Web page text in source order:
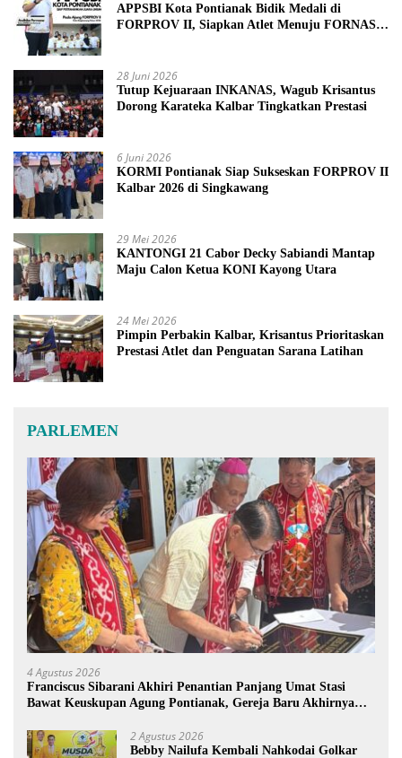
APPSBI Kota Pontianak Bidik Medali di
FORPROV II, Siapkan Atlet Menuju FORNAS
28 Juni 2026
Tutup Kejuaraan INKANAS, Wagub Krisantus
Dorong Karateka Kalbar Tingkatkan Prestasi
6 Juni 2026
KORMI Pontianak Siap Sukseskan FORPROV II
Kalbar 2026 di Singkawang
29 Mei 2026
KANTONGI 21 Cabor Decky Sabiandi Mantap
Maju Calon Ketua KONI Kayong Utara
24 Mei 2026
Pimpin Perbakin Kalbar, Krisantus Prioritaskan
Prestasi Atlet dan Penguatan Sarana Latihan
PARLEMEN
4 Agustus 2026
Franciscus Sibarani Akhiri Penantian Panjang Umat Stasi
Bawat Keuskupan Agung Pontianak, Gereja Baru Akhirnya
2 Agustus 2026
Bebby Nailufa Kembali Nahkodai Golkar